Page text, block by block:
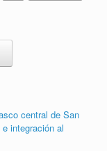
central de San
integración al